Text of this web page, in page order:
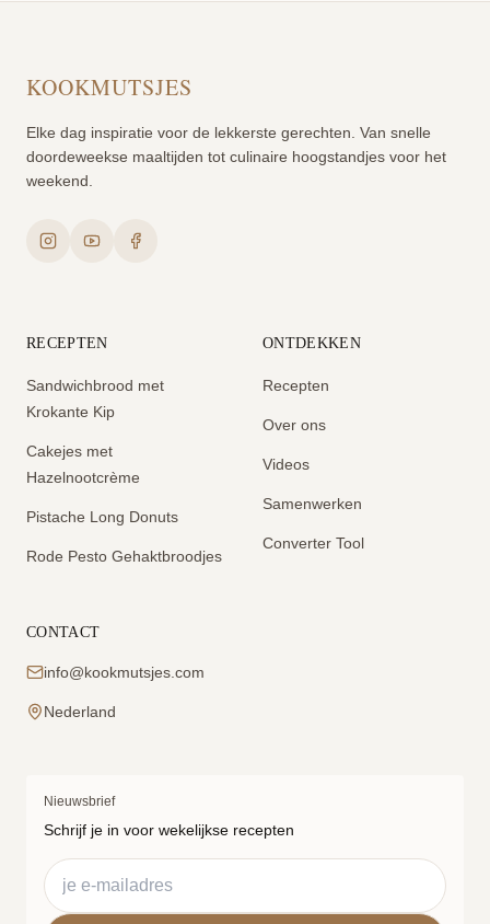
KOOKMUTSJES
Elke dag inspiratie voor de lekkerste gerechten. Van snelle
doordeweekse maaltijden tot culinaire hoogstandjes voor het
weekend.
RECEPTEN
Sandwichbrood met
Krokante Kip
Cakejes met
Hazelnootcrème
Pistache Long Donuts
Rode Pesto Gehaktbroodjes
ONTDEKKEN
Recepten
Over ons
Videos
Samenwerken
Converter Tool
CONTACT
info@kookmutsjes.com
Nederland
Nieuwsbrief
Schrijf je in voor wekelijkse recepten